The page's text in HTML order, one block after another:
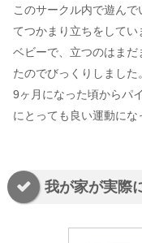
このサークル内で遊ん
てつかまり立ちをして
ベビーで、立つのはま
たのでびっくりしました。
9ヶ月になった頃からパ
にとっても良い運動にな
我が家が実際